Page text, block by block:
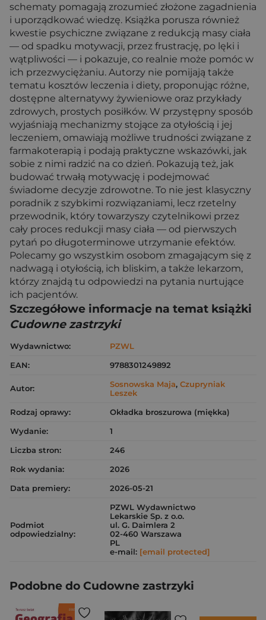
schematy pomagają zrozumieć złożone zagadnienia
i uporządkować wiedzę. Książka porusza również
kwestie psychiczne związane z redukcją masy ciała
— od spadku motywacji, przez frustrację, po lęki i
wątpliwości — i pokazuje, co realnie może pomóc w
ich przezwyciężaniu. Autorzy nie pomijają także
tematu kosztów leczenia i diety, proponując różne,
dostępne alternatywy żywieniowe oraz przykłady
zdrowych, prostych posiłków. W przystępny sposób
wyjaśniają mechanizmy stojące za otyłością i jej
leczeniem, omawiają możliwe trudności związane z
farmakoterapią i podają praktyczne wskazówki, jak
sobie z nimi radzić na co dzień. Pokazują też, jak
budować trwałą motywację i podejmować
świadome decyzje zdrowotne. To nie jest klasyczny
poradnik z szybkimi rozwiązaniami, lecz rzetelny
przewodnik, który towarzyszy czytelnikowi przez
cały proces redukcji masy ciała — od pierwszych
pytań po długoterminowe utrzymanie efektów.
Polecamy go wszystkim osobom zmagającym się z
nadwagą i otyłością, ich bliskim, a także lekarzom,
którzy znajdą tu odpowiedzi na pytania nurtujące
ich pacjentów.
Szczegółowe informacje na temat książki
Cudowne zastrzyki
Wydawnictwo:
PZWL
EAN:
9788301249892
Autor: Sosnowska Maja, Czupryniak
Leszek
Rodzaj oprawy:
Okładka broszurowa (miękka)
Wydanie:
1
Liczba stron:
246
Rok wydania:
2026
Data premiery:
2026-05-21
Podmiot
odpowiedzialny:
PZWL Wydawnictwo
Lekarskie Sp. z o.o.
ul. G. Daimlera 2
02-460 Warszawa
PL
e-mail: [email protected]
Podobne do Cudowne zastrzyki